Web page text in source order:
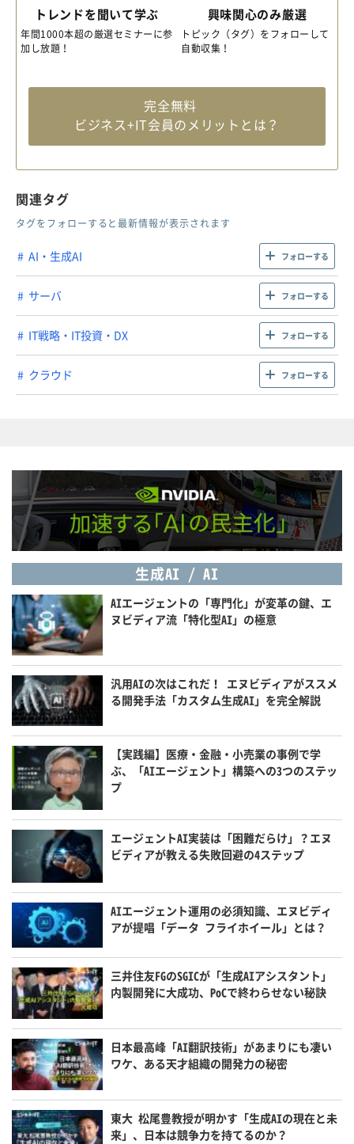
トレンドを聞いて学ぶ
年間1000本超の厳選セミナーに参
加し放題！
興味関心のみ厳選
トピック（タグ）をフォローして
自動収集！
完全無料
ビジネス+IT会員のメリットとは？
関連タグ
タグをフォローすると最新情報が表示されます
AI・生成AI フォローする
サーバ フォローする
IT戦略・IT投資・DX フォローする
クラウド フォローする
生成AI / AI
AIエージェントの「専門化」が変革の鍵、エ
ヌビディア流「特化型AI」の極意
汎用AIの次はこれだ！ エヌビディアがススメ
る開発手法「カスタム生成AI」を完全解説
【実践編】医療・金融・小売業の事例で学
ぶ、「AIエージェント」構築への3つのステッ
プ
エージェントAI実装は「困難だらけ」？エヌ
ビディアが教える失敗回避の4ステップ
AIエージェント運用の必須知識、エヌビディ
アが提唱「データ フライホイール」とは？
三井住友FGのSGICが「生成AIアシスタント」
内製開発に大成功、PoCで終わらせない秘訣
日本最高峰「AI翻訳技術」があまりにも凄い
ワケ、ある天才組織の開発力の秘密
東大 松尾豊教授が明かす「生成AIの現在と未
来」、日本は競争力を持てるのか？